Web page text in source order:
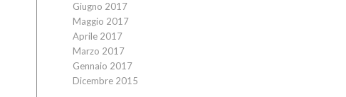
Giugno 2017
Maggio 2017
Aprile 2017
Marzo 2017
Gennaio 2017
Dicembre 2015